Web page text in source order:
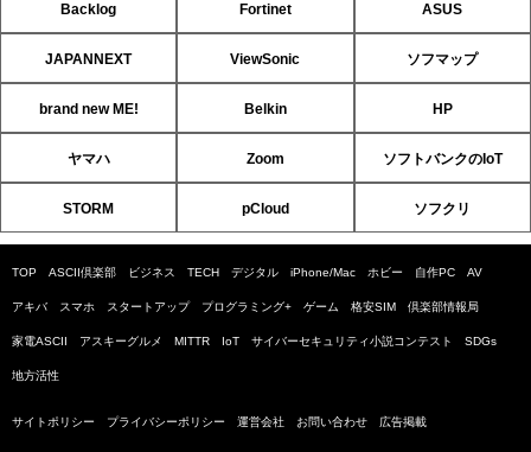
Backlog Fortinet ASUS
JAPANNEXT ViewSonic ソフマップ
brand new ME! Belkin HP
ヤマハ Zoom ソフトバンクのIoT
STORM pCloud ソフクリ
TOP ASCII倶楽部 ビジネス TECH デジタル iPhone/Mac ホビー 自作PC AV
アキバ スマホ スタートアップ プログラミング+ ゲーム 格安SIM 倶楽部情報局
家電ASCII アスキーグルメ MITTR IoT サイバーセキュリティ小説コンテスト SDGs
地方活性
サイトポリシー プライバシーポリシー 運営会社 お問い合わせ 広告掲載